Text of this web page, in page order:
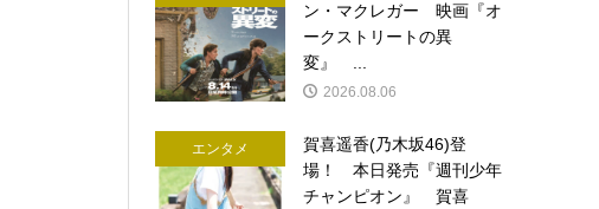
ン・マクレガー 映画『オ
ークストリートの異
変』 ...
2026.08.06
エンタメ
賀喜遥香(乃木坂46)登
場！ 本日発売『週刊少年
チャンピオン』 賀喜